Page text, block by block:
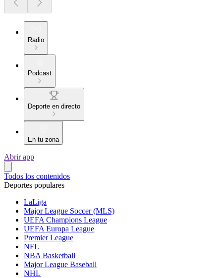
Radio
Podcast
Deporte en directo
En tu zona
Abrir app
Todos los contenidos
Deportes populares
LaLiga
Major League Soccer (MLS)
UEFA Champions League
UEFA Europa League
Premier League
NFL
NBA Basketball
Major League Baseball
NHL